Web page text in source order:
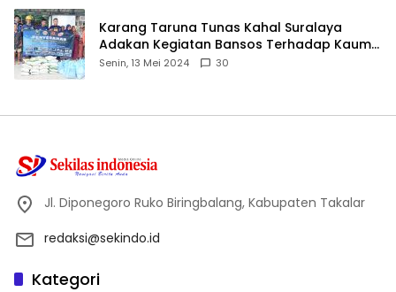
Karang Taruna Tunas Kahal Suralaya
Adakan Kegiatan Bansos Terhadap Kaum
Dhuafa dan Anak Yatim-Piatu
Senin, 13 Mei 2024 30
Jl. Diponegoro Ruko Biringbalang, Kabupaten Takalar
redaksi@sekindo.id
Kategori